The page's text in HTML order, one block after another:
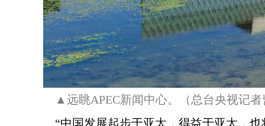
▲远眺APEC新闻中心。（总台央视记
“中国发展起步于亚太，得益于亚太，